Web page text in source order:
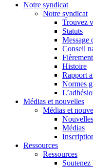
Notre syndicat
Notre syndicat
Trouvez
Statuts
Message
Conseil
Histoire
Rapport
Normes
Médias et nouvelles
Médias et
Nouvelles
Médias
Ressources
Ressources